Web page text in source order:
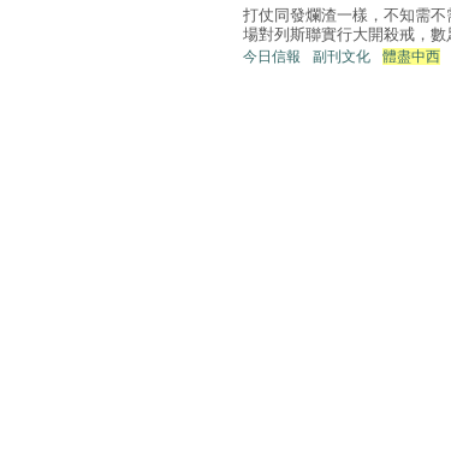
打仗同發爛渣一樣，不知需
場對列斯聯實行大開殺戒，數
今日信報 副刊文化 體盡中西